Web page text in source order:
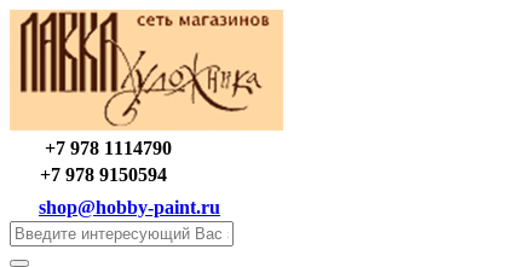
+7 978 1114790
+7 978 9150594
shop@hobby-paint.ru